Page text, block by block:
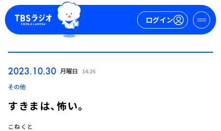
ログイン
2023.10.30 月曜日 14:26
その他
すきまは、怖い。
こねくと